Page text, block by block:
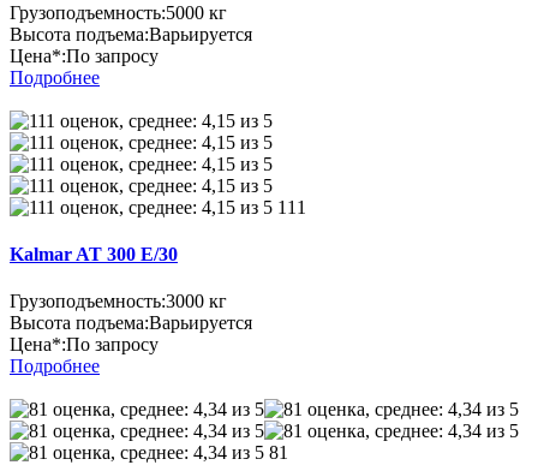
Грузоподъемность:5000 кг
Высота подъема:Варьируется
Цена*:По запросу
Подробнее
111
Kalmar AT 300 E/30
Грузоподъемность:3000 кг
Высота подъема:Варьируется
Цена*:По запросу
Подробнее
81